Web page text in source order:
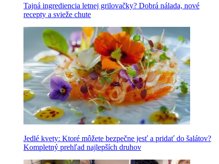
Tajná ingrediencia letnej grilovačky? Dobrá nálada, nové
recepty a svieže chute
Jedlé kvety: Ktoré môžete bezpečne jesť a pridať do šalátov?
Kompletný prehľad najlepších druhov